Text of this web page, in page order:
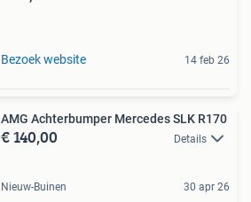
Bezoek website 14 feb 26
AMG Achterbumper Mercedes SLK R170
€ 140,00 Details
Nieuw-Buinen 30 apr 26